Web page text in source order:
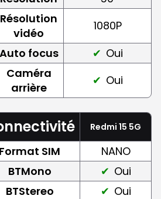
Résolution
vidéo
1080P
Auto focus
Oui
Caméra
arrière
Oui
Redmi 15 5G
Format SIM
NANO
BTMono
Oui
BTStereo
Oui